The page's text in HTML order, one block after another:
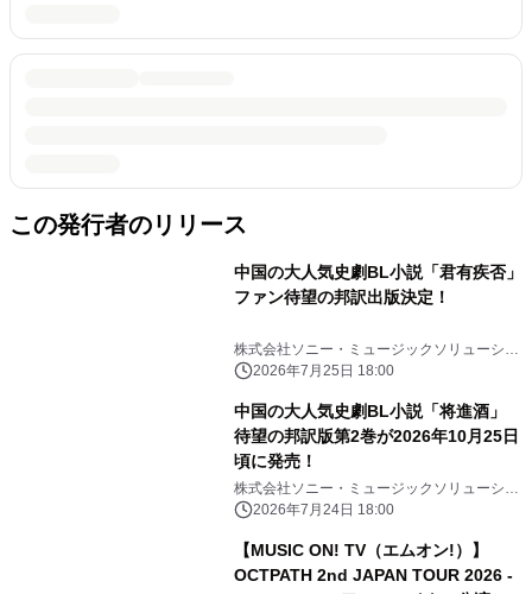
この発行者のリリース
中国の大人気史劇BL小説「君有疾否」
ファン待望の邦訳出版決定！
株式会社ソニー・ミュージックソリューショ
ンズ2026年7月25日 18:00
中国の大人気史劇BL小説「将進酒」
待望の邦訳版第2巻が2026年10月25日
頃に発売！
株式会社ソニー・ミュージックソリューショ
ンズ2026年7月24日 18:00
【MUSIC ON! TV（エムオン!）】
OCTPATH 2nd JAPAN TOUR 2026 -